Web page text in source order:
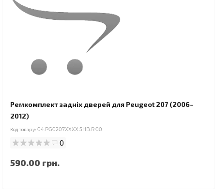
Ремкомплект задніх дверей для Peugeot 207 (2006–
2012)
Код товару: 04.PG0207XXXX.5HB.R.00
0
590.00 грн.